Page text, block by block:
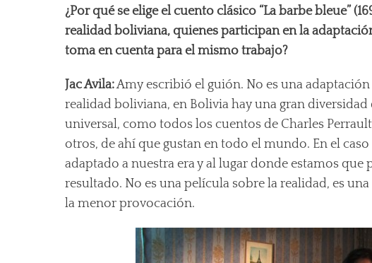
¿Por qué se elige el cuento clásico “La barbe bleue”
realidad boliviana, quienes participan en la
toma en cuenta para el mismo trabajo?
Jac Avila:Amy escribió el guión. No es una
realidad boliviana, en Bolivia hay una gran diversidad
universal, como todos los cuentos de Charles
otros, de ahí que gustan en todo el mundo. En el
adaptado a nuestra era y al lugar donde estamos
resultado. No es una película sobre la realidad, es
la menor provocación.